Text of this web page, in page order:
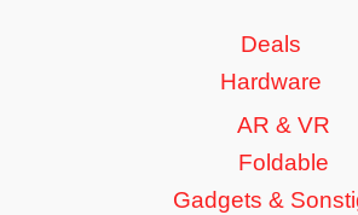
Deals
Hardware
AR & VR
Foldable
Gadgets &